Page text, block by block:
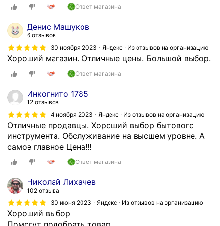
Ответ магазина
Денис Машуков
6 отзывов
30 ноября 2023
Яндекс · Из отзывов на организацию
Хороший магазин. Отличные цены. Большой выбор.
Ответ магазина
Инкогнито 1785
12 отзывов
4 ноября 2023
Яндекс · Из отзывов на организацию
Отличные продавцы. Хороший выбор бытового
инструмента. Обслуживание на высшем уровне. А
самое главное Цена!!!
Ответ магазина
Николай Лихачев
102 отзыва
30 июня 2023
Яндекс · Из отзывов на организацию
Хороший выбор